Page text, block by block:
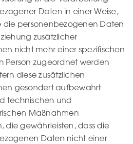
Daten in einer Weise,
personenbezogenen Daten
zusätzlicher
nicht mehr einer spezifischen
Person zugeordnet werden
diese zusätzlichen
gesondert aufbewahrt
technischen und
Maßnahmen
die gewährleisten, dass die
Daten nicht einer